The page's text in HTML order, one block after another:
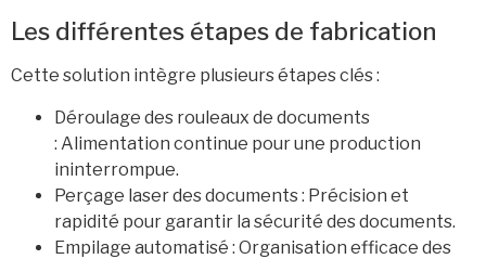
Les différentes étapes de fabrication
Cette solution intègre plusieurs étapes clés :
Déroulage des rouleaux de documents
: Alimentation continue pour une production
ininterrompue.
Perçage laser des documents : Précision et
rapidité pour garantir la sécurité des documents.
Empilage automatisé : Organisation efficace des